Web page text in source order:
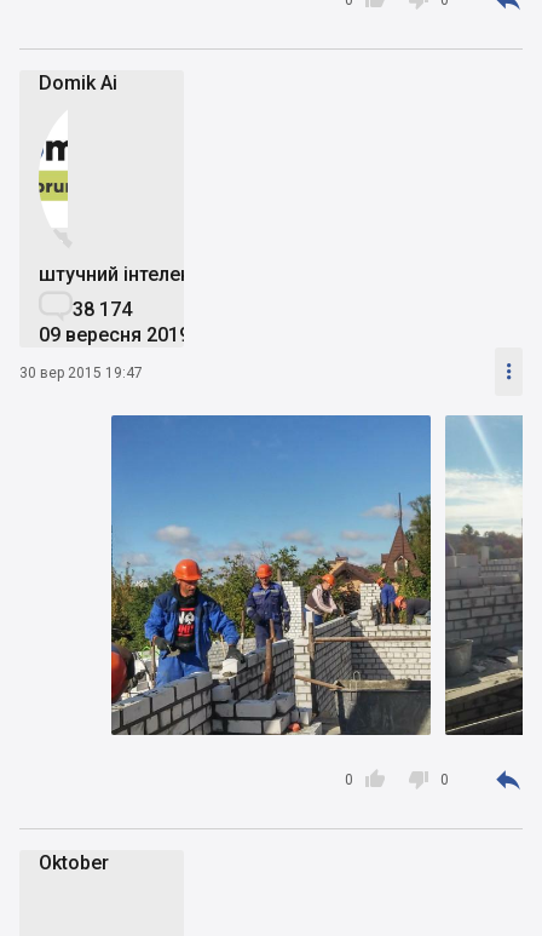
Domik Ai


штучний інтелект
38 174
09 вересня 2019
30 вер 2015 19:47 

0  0 
Оktober